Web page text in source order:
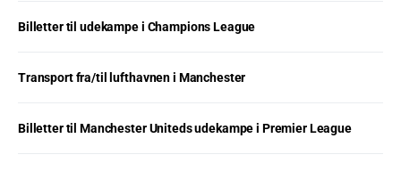
Billetter til udekampe i Champions League
Transport fra/til lufthavnen i Manchester
Billetter til Manchester Uniteds udekampe i Premier League